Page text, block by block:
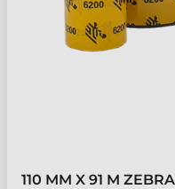
110 MM X 91 M